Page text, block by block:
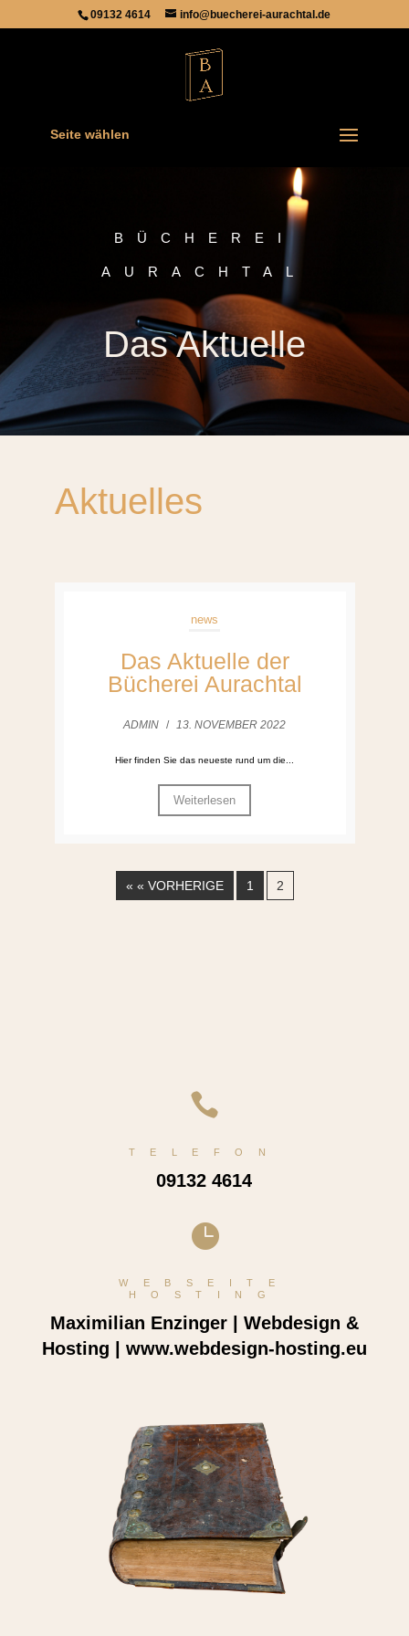
09132 4614 info@buecherei-aurachtal.de
Seite wählen
BÜCHEREI
AURACHTAL
Das Aktuelle
Aktuelles
news
Das Aktuelle der
Bücherei Aurachtal
ADMIN / 13. NOVEMBER 2022
Hier finden Sie das neueste rund um die...
Weiterlesen
« « VORHERIGE 1 2

TELEFON
09132 4614

WEBSEITE
HOSTING
Maximilian Enzinger | Webdesign &
Hosting | www.webdesign-hosting.eu